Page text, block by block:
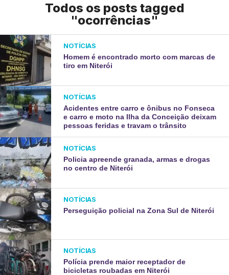
Todos os posts tagged
"ocorrências"
NOTÍCIAS
Homem é encontrado morto com marcas de
tiro em Niterói
NOTÍCIAS
Acidentes entre carro e ônibus no Fonseca
e carro e moto na Ilha da Conceição deixam
pessoas feridas e travam o trânsito
NOTÍCIAS
Policia apreende granada, armas e drogas
no centro de Niterói
NOTÍCIAS
Perseguição policial na Zona Sul de Niterói
NOTÍCIAS
Polícia prende maior receptador de
bicicletas roubadas em Niterói